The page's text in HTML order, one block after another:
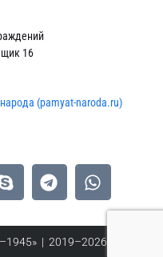
16
(pamyat-naroda.ru)
| 2019–2026